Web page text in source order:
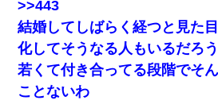
【悲報】お風呂で父親と姉が完全に行
【復讐】義兄嫁「生活費、足りない分
わけないでしょｗｗｗｗ」→ 理由を話し
（あまりにも希望通り）
>>443
結婚してしばらく経つと見た
化してそうなる人もいるだろ
若くて付き合ってる段階でそ
ことないわ